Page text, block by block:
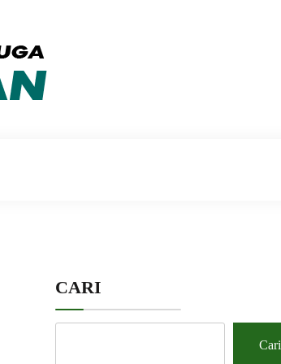
CARI
Cari